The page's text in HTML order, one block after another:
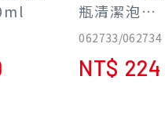
瓶清潔泡
泡-500ml/
062733/062734
NT$